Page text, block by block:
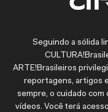
Seguindo a sólida
ARTE!Brasileiros
reportagens, artigos
sempre, o cuidado com
vídeos. Você terá